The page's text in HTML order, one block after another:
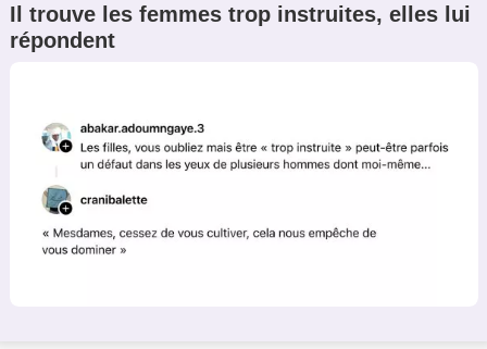
Il trouve les femmes trop instruites, elles lui
répondent